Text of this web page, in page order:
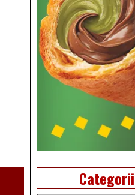
Categorii